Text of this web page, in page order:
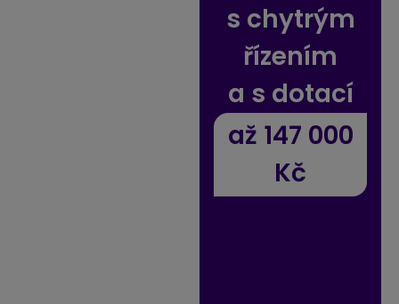
s chytrým
řízením
a s dotací
až 147 000
Kč